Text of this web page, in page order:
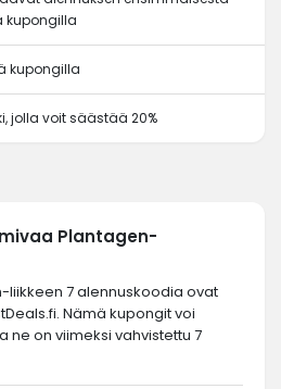
kupongilla
kupongilla
jolla voit säästää 20%
Plantagen-
liikkeen 7 alennuskoodia ovat
Nämä kupongit voi
ne on viimeksi vahvistettu 7